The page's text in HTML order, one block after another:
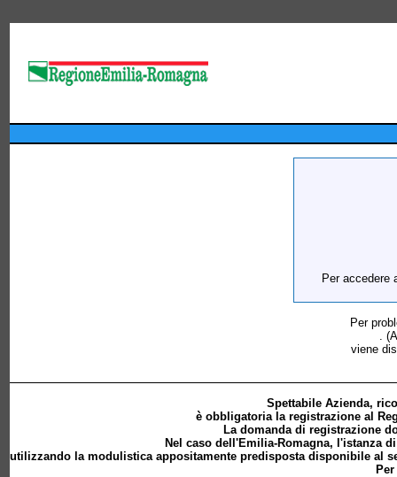
Per accedere
Per
.
viene
Spettabile Azienda,
è obbligatoria la registrazione al
La domanda di registrazione
Nel caso dell'Emilia-Romagna, l'istanza
utilizzando la modulistica appositamente predisposta disponibile al